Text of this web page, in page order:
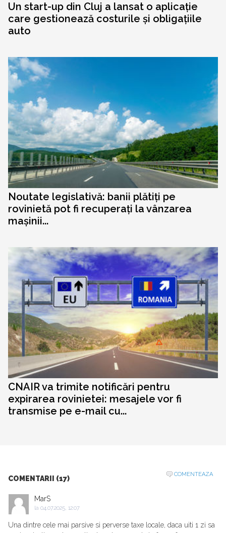
Un start-up din Cluj a lansat o aplicație
care gestionează costurile și obligațiile
auto
Noutate legislativă: banii plătiți pe
rovinietă pot fi recuperați la vânzarea
mașinii...
CNAIR va trimite notificări pentru
expirarea rovinietei: mesajele vor fi
transmise pe e-mail cu...
COMENTARII (17)
COMENTEAZA
MarS
la 04.07.2025, 12:07
Una dintre cele mai parsive si perverse taxe locale, daca uiti 1 zi sa